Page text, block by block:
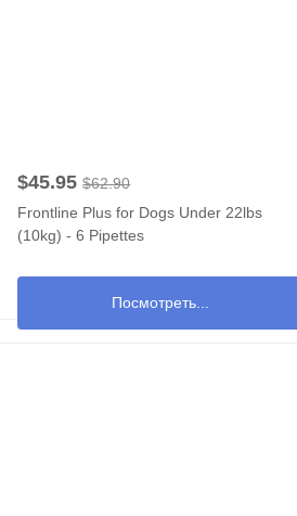
$45.95 $62.90
Frontline Plus for Dogs Under 22lbs
(10kg) - 6 Pipettes
Посмотреть...